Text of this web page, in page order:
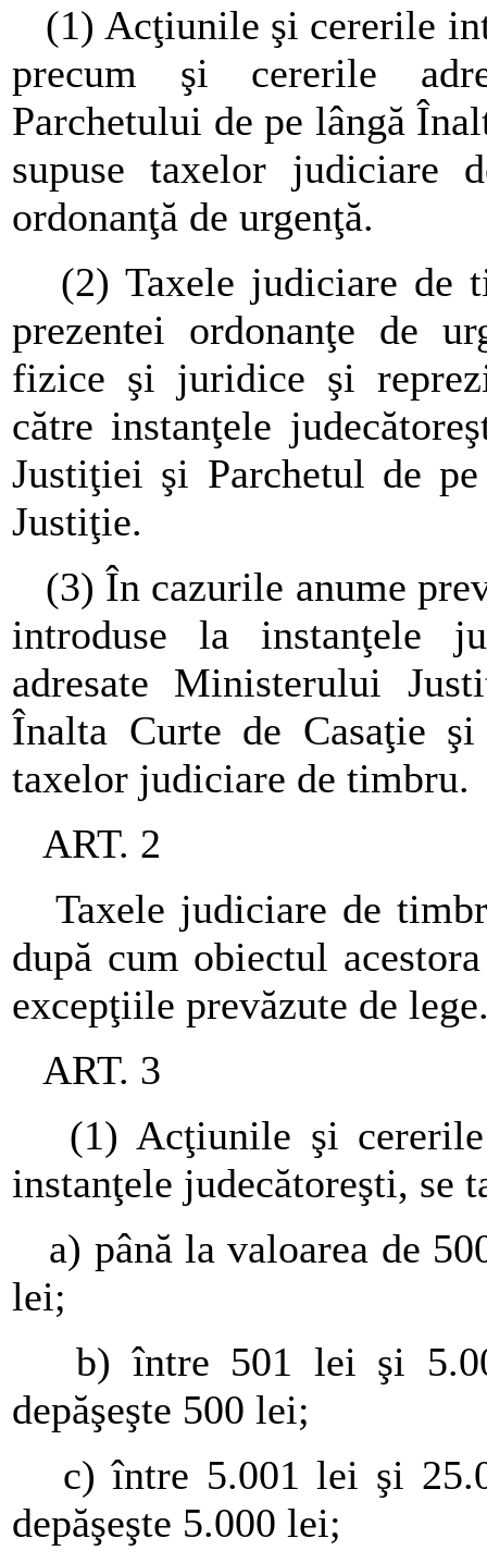
(1) Acţiunile şi cererile
precum şi cererile
Parchetului de pe lângă
supuse taxelor judiciare
ordonanţă de urgenţă.
(2) Taxele judiciare de
prezentei ordonanţe de
fizice şi juridice şi
către instanţele
Justiţiei şi Parchetul de
Justiţie.
(3) În cazurile anume
introduse la instanţele
adresate Ministerului
Înalta Curte de Casaţie
taxelor judiciare de timbru.
ART. 2
Taxele judiciare de
după cum obiectul
excepţiile prevăzute de
ART. 3
(1) Acţiunile şi cererile
instanţele judecătoreşti, se
a) până la valoarea de
lei;
b) între 501 lei şi
depăşeşte 500 lei;
c) între 5.001 lei şi
depăşeşte 5.000 lei;